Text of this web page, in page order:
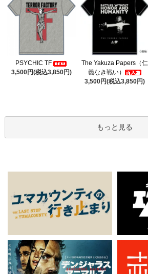
PSYCHIC TF
3,500円(税込3,850円)
The Yakuza Papers（仁
義なき戦い）
3,500円(税込3,850円)
もっと見る